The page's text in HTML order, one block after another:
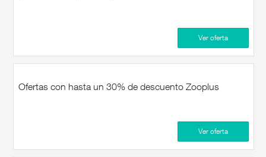
Ver oferta
Ofertas con hasta un 30% de descuento Zooplus
Ver oferta